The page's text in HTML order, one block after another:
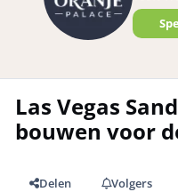
Las Vegas
bouwen voor
Delen
Volgers